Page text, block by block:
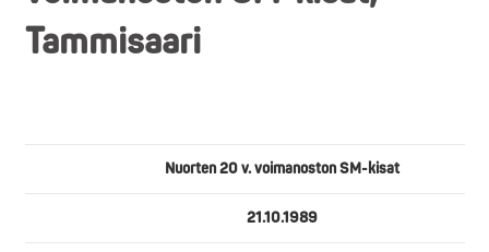
Tammisaari
Nuorten 20 v. voimanoston SM-kisat
21.10.1989